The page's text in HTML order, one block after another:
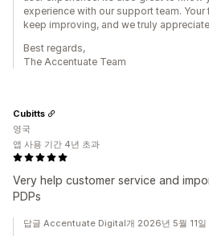
experience with our support team.
keep improving, and we truly
Best regards,
The Accentuate Team
Very help customer service and
PDPs
Cubitts
영국
앱 사용 기간 4년 초과
답글 Accentuate Digital개 2026년 5월 11일